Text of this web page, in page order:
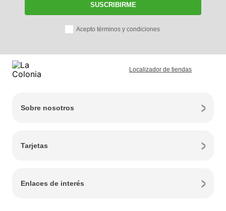
SUSCRIBIRME
Acepto términos y condiciones
Localizador de tiendas
Sobre nosotros
Tarjetas
Enlaces de interés